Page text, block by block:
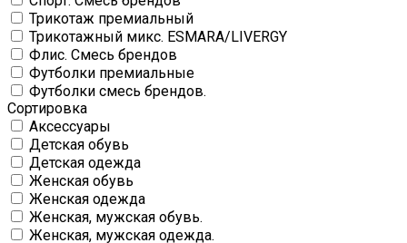
Трикотаж премиальный
Трикотажный микс. ESMARA/LIVERGY
Флис. Смесь брендов
Футболки премиальные
Футболки смесь брендов.
Сортировка
Аксессуары
Детская обувь
Детская одежда
Женская обувь
Женская одежда
Женская, мужская обувь.
Женская, мужская одежда.